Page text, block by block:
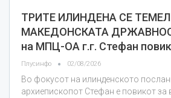
ТРИТЕ ИЛИНДЕНА СЕ
МАКЕДОНСКАТА
на МПЦ-ОА г.г. Стефан
Плусинфо 02/08/2026
Во фокусот на илинденското
архиепископот Стефан е повикот за